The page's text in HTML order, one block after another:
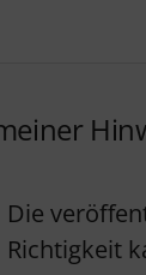
Die
Richtigkeit